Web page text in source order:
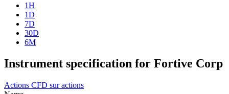
1H
1D
7D
30D
6M
Instrument specification for Fortive Corp
Actions CFD sur actions